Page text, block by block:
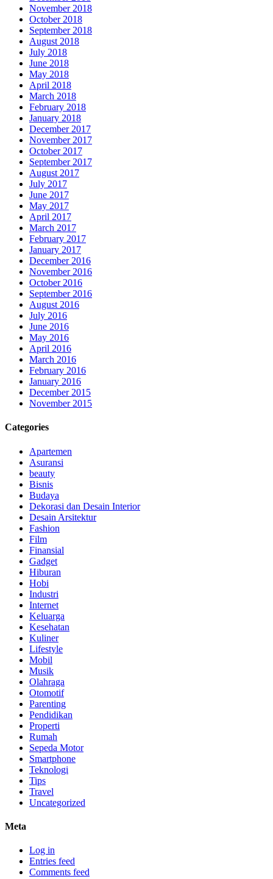
November 2018
October 2018
September 2018
August 2018
July 2018
June 2018
May 2018
April 2018
March 2018
February 2018
January 2018
December 2017
November 2017
October 2017
September 2017
August 2017
July 2017
June 2017
May 2017
April 2017
March 2017
February 2017
January 2017
December 2016
November 2016
October 2016
September 2016
August 2016
July 2016
June 2016
May 2016
April 2016
March 2016
February 2016
January 2016
December 2015
November 2015
Categories
Apartemen
Asuransi
beauty
Bisnis
Budaya
Dekorasi dan Desain Interior
Desain Arsitektur
Fashion
Film
Finansial
Gadget
Hiburan
Hobi
Industri
Internet
Keluarga
Kesehatan
Kuliner
Lifestyle
Mobil
Musik
Olahraga
Otomotif
Parenting
Pendidikan
Properti
Rumah
Sepeda Motor
Smartphone
Teknologi
Tips
Travel
Uncategorized
Meta
Log in
Entries feed
Comments feed